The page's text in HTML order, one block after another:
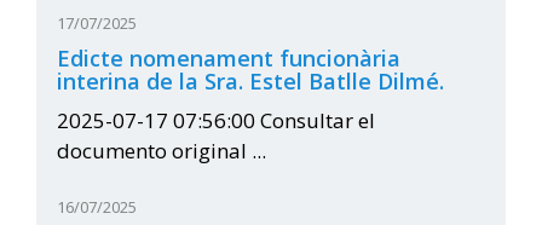
17/07/2025
Edicte nomenament funcionària
interina de la Sra. Estel Batlle Dilmé.
2025-07-17 07:56:00 Consultar el
documento original ...
16/07/2025